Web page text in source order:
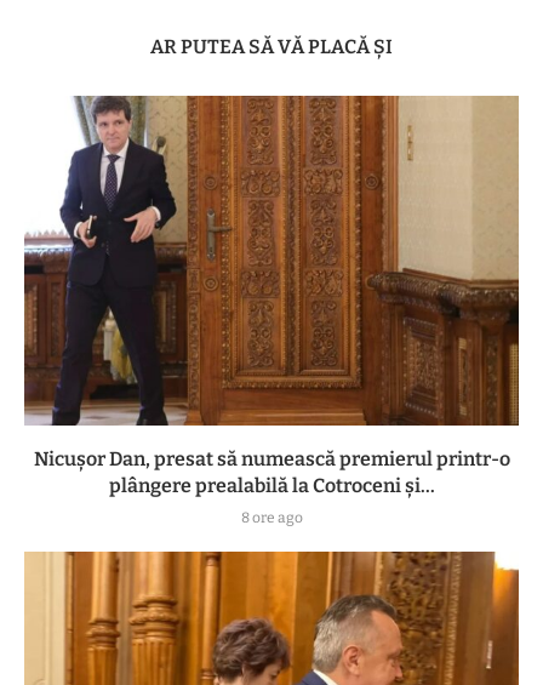
AR PUTEA SĂ VĂ PLACĂ ȘI
Nicușor Dan, presat să numească premierul printr-o
plângere prealabilă la Cotroceni și...
8 ore ago